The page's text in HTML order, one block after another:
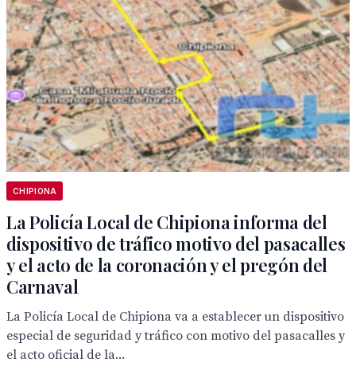
CHIPIONA
La Policía Local de Chipiona informa del
dispositivo de tráfico motivo del pasacalles
y el acto de la coronación y el pregón del
Carnaval
La Policía Local de Chipiona va a establecer un dispositivo
especial de seguridad y tráfico con motivo del pasacalles y
el acto oficial de la...